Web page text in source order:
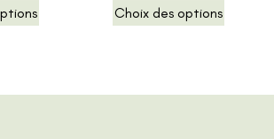
Choix des options